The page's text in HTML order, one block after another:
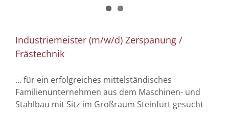
Industriemeister (m/w/d) Zerspanung /
Frästechnik
... für ein erfolgreiches mittelständisches
Familienunternehmen aus dem Maschinen- und
Stahlbau mit Sitz im Großraum Steinfurt gesucht